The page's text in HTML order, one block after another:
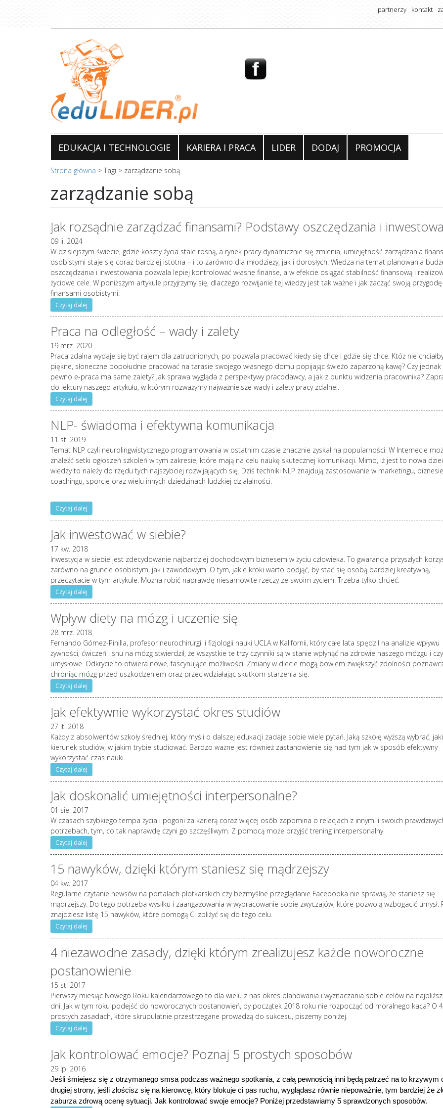
partnerzy kontakt
EDUKACJA I TECHNOLOGIE KARIERA I PRACA LIDER DODAJ PROMOCJA
Strona główna > Tagi > zarządzanie sobą
zarządzanie sobą
Jak rozsądnie zarządzać finansami? Podstawy oszczędzania i
09 li. 2024
W dzisiejszym świecie, gdzie koszty życia stale rosną, a rynek pracy dynamicznie się zmienia, umiejętność zarządzania
osobistymi staje się coraz bardziej istotna – i to zarówno dla młodzieży, jak i dorosłych. Wiedza na temat planowania
oszczędzania i inwestowania pozwala lepiej kontrolować własne finanse, a w efekcie osiągać stabilność finansową i
życiowe cele. W poniższym artykule przyjrzymy się, dlaczego rozwijanie tej wiedzy jest tak ważne i jak zacząć swoją
finansami osobistymi.
Czytaj dalej
Praca na odległość – wady i zalety
19 mrz. 2020
Praca zdalna wydaje się być rajem dla zatrudnionych, po pozwala pracować kiedy się chce i gdzie się chce. Któż nie
piękne, słoneczne popołudnie pracować na tarasie swojego własnego domu popijając świeżo zaparzoną kawę? Czy
pewno e-praca ma same zalety? Jak sprawa wygląda z perspektywy pracodawcy, a jak z punktu widzenia pracownika?
do lektury naszego artykułu, w którym rozważymy najważniejsze wady i zalety pracy zdalnej.
Czytaj dalej
NLP- świadoma i efektywna komunikacja
11 st. 2019
Temat NLP czyli neurolingwistycznego programowania w ostatnim czasie znacznie zyskał na popularności. W Internecie
znaleźć setki ogłoszeń szkoleń w tym zakresie, które mają na celu naukę skutecznej komunikacji. Mimo, iż jest to nowa
wiedzy to należy do rzędu tych najszybciej rozwijających się. Dziś techniki NLP znajdują zastosowanie w marketingu,
coachingu, sporcie oraz wielu innych dziedzinach ludzkiej działalności.
Czytaj dalej
Jak inwestować w siebie?
17 kw. 2018
Inwestycja w siebie jest zdecydowanie najbardziej dochodowym biznesem w życiu człowieka. To gwarancja przyszłych
zarówno na gruncie osobistym, jak i zawodowym. O tym, jakie kroki warto podjąć, by stać się osobą bardziej kreatywną,
przeczytacie w tym artykule. Można robić naprawdę niesamowite rzeczy ze swoim życiem. Trzeba tylko chcieć.
Czytaj dalej
Wpływ diety na mózg i uczenie się
28 mrz. 2018
Fernando Gómez-Pinilla, profesor neurochirurgii i fizjologii nauki UCLA w Kalifornii, który całe lata spędził na analizie wpływu
żywności, ćwiczeń i snu na mózg stwierdził, że wszystkie te trzy czynniki są w stanie wpłynąć na zdrowie naszego mózgu i
umysłowe. Odkrycie to otwiera nowe, fascynujące możliwości. Zmiany w diecie mogą bowiem zwiększyć zdolności
chroniąc mózg przed uszkodzeniem oraz przeciwdziałając skutkom starzenia się.
Czytaj dalej
Jak efektywnie wykorzystać okres studiów
27 lt. 2018
Każdy z absolwentów szkoły średniej, który myśli o dalszej edukacji zadaje sobie wiele pytań. Jaką szkołę wyższą wybrać, jaki
kierunek studiów, w jakim trybie studiować. Bardzo ważne jest również zastanowienie się nad tym jak w sposób efektywny
wykorzystać czas nauki.
Czytaj dalej
Jak doskonalić umiejętności interpersonalne?
01 sie. 2017
W czasach szybkiego tempa życia i pogoni za karierą coraz więcej osób zapomina o relacjach z innymi i swoich
potrzebach, tym, co tak naprawdę czyni go szczęśliwym. Z pomocą może przyjść trening interpersonalny.
Czytaj dalej
15 nawyków, dzięki którym staniesz się mądrzejszy
04 kw. 2017
Regularne czytanie newsów na portalach plotkarskich czy bezmyślne przeglądanie Facebooka nie sprawią, że staniesz się
mądrzejszy. Do tego potrzeba wysiłku i zaangażowania w wypracowanie sobie zwyczajów, które pozwolą wzbogacić umysł.
znajdziesz listę 15 nawyków, które pomogą Ci zbliżyć się do tego celu.
Czytaj dalej
4 niezawodne zasady, dzięki którym zrealizujesz każde noworoczne
postanowienie
15 st. 2017
Pierwszy miesiąc Nowego Roku kalendarzowego to dla wielu z nas okres planowania i wyznaczania sobie celów na
dni. Jak w tym roku podejść do noworocznych postanowień, by początek 2018 roku nie rozpocząć od moralnego kaca? O 4
prostych zasadach, które skrupulatnie przestrzegane prowadzą do sukcesu, piszemy poniżej.
Czytaj dalej
Jak kontrolować emocje? Poznaj 5 prostych sposobów
29 lp. 2016
Jeśli śmiejesz się z otrzymanego smsa podczas ważnego spotkania, z całą pewnością inni będą patrzeć na to krzywym
drugiej strony, jeśli złościsz się na kierowcę, który blokuje ci pas ruchu, wyglądasz równie niepoważnie, tym bardziej że
zaburza zdrową ocenę sytuacji. Jak kontrolować swoje emocje? Poniżej przedstawiamy 5 sprawdzonych sposobów.
skutecznych
Burnout jako zespół stresu
zawodowemu? Według
badaczki Christiny Maslach
zawodowe przebiega